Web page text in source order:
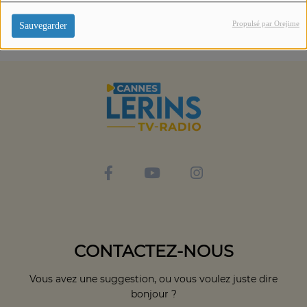
Sauvegarder Propulsé par Orejime
CONTACTEZ-NOUS
Vous avez une suggestion, ou vous voulez juste dire
bonjour ?